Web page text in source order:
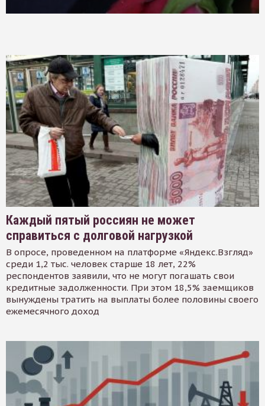
Каждый пятый россиян не может
справиться с долговой нагрузкой
В опросе, проведенном на платформе «Яндекс.Взгляд»
среди 1,2 тыс. человек старше 18 лет, 22%
респондентов заявили, что не могут погашать свои
кредитные задолженности. При этом 18,5% заемщиков
вынуждены тратить на выплаты более половины своего
ежемесячного доход